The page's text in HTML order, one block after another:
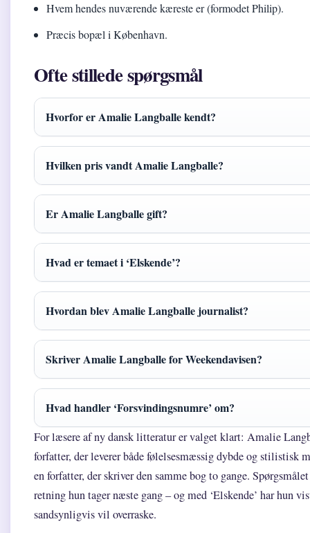
Hvem hendes nuværende kæreste er (formodet Philip).
Præcis bopæl i København.
Ofte stillede spørgsmål
Hvorfor er Amalie Langballe kendt?
Hvilken pris vandt Amalie Langballe?
Er Amalie Langballe gift?
Hvad er temaet i ‘Elskende’?
Hvordan blev Amalie Langballe journalist?
Skriver Amalie Langballe for Weekendavisen?
Hvad handler ‘Forsvindingsnumre’ om?
For læsere af ny dansk litteratur er valget klart: Amalie
forfatter, der leverer både følelsesmæssig dybde og stilistisk
en forfatter, der skriver den samme bog to gange.
retning hun tager næste gang – og med ‘Elskende’ har hun
sandsynligvis vil overraske.